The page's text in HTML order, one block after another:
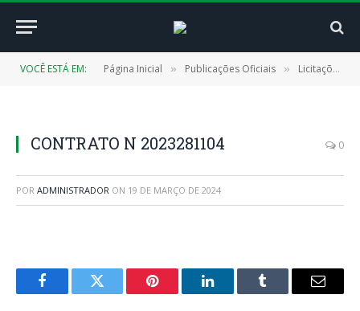
VOCÊ ESTÁ EM: Página Inicial » Publicações Oficiais » Licitações
CONTRATO N 2023281104 0
POR ADMINISTRADOR ON 19 DE MARÇO DE 2024
FacebookTwitter Pinterest LinkedInTumblr
E-